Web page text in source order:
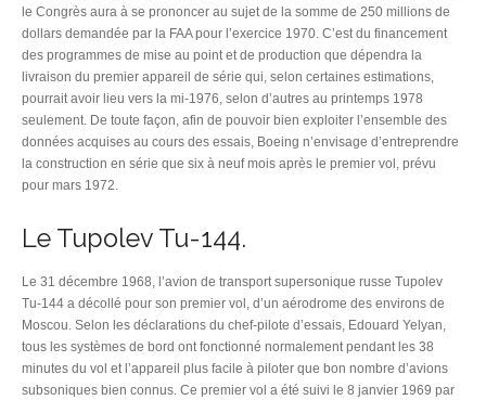
le Congrès aura à se prononcer au sujet de la somme de 250 millions de
dollars demandée par la FAA pour l’exercice 1970. C’est du financement
des programmes de mise au point et de production que dépendra la
livraison du premier appareil de série qui, selon certaines estimations,
pourrait avoir lieu vers la mi-1976, selon d’autres au printemps 1978
seulement. De toute façon, afin de pouvoir bien exploiter l’ensemble des
données acquises au cours des essais, Boeing n’envisage d’entreprendre
la construction en série que six à neuf mois après le premier vol, prévu
pour mars 1972.
Le Tupolev Tu-144.
Le 31 décembre 1968, l’avion de transport supersonique russe Tupolev
Tu-144 a décollé pour son premier vol, d’un aérodrome des environs de
Moscou. Selon les déclarations du chef-pilote d’essais, Edouard Yelyan,
tous les systèmes de bord ont fonctionné normalement pendant les 38
minutes du vol et l’appareil plus facile à piloter que bon nombre d’avions
subsoniques bien connus. Ce premier vol a été suivi le 8 janvier 1969 par